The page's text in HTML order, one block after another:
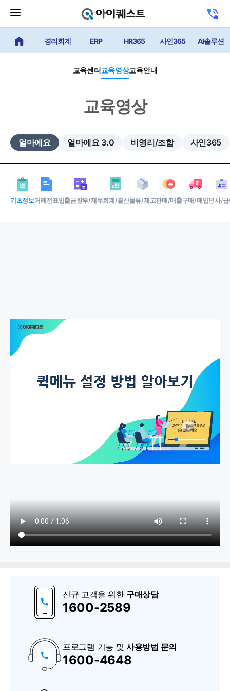
기
버
튼
센
터
얼마에요 메인
경리회계 ERP HR365 사인365 AI솔루션
교육센터교육영상교육안내
교육영상
얼마에요 얼마에요 3.0 비영리/조합 사인365
기초정보거래전표입출금장부/재무회계/결산물류/재고판매/매출구매/매입인사/
거래처
• 거래처 등록(기본정보)
• 거래처 등록(추가정보)
• 거래처 엑셀 가져오기/내보내기
구
매
신규 고객을 위한 구매상담
1600-2589
프로그램 기능 및 사용방법 문의
1600-4648